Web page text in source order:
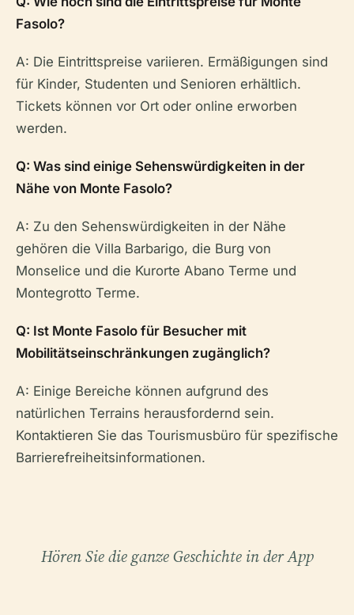
Fasolo?
A: Die Eintrittspreise variieren. Ermäßigungen sind
für Kinder, Studenten und Senioren erhältlich.
Tickets können vor Ort oder online erworben
werden.
Q: Was sind einige Sehenswürdigkeiten in der
Nähe von Monte Fasolo?
A: Zu den Sehenswürdigkeiten in der Nähe
gehören die Villa Barbarigo, die Burg von
Monselice und die Kurorte Abano Terme und
Montegrotto Terme.
Q: Ist Monte Fasolo für Besucher mit
Mobilitätseinschränkungen zugänglich?
A: Einige Bereiche können aufgrund des
natürlichen Terrains herausfordernd sein.
Kontaktieren Sie das Tourismusbüro für spezifische
Barrierefreiheitsinformationen.
Hören Sie die ganze Geschichte in der App